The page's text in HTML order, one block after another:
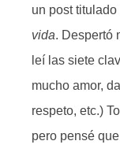
un post titulado
vida. Despertó
leí las siete
mucho amor,
respeto, etc.)
pero pensé